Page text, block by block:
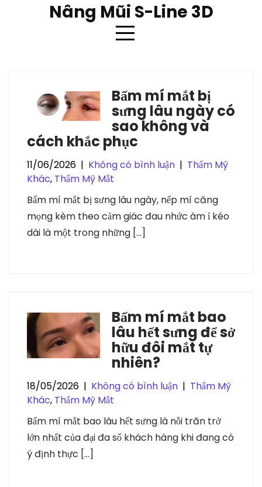
Nâng Mũi S-Line 3D
Thẻ:bam mi Bấm mí mắt bị
sưng lâu ngày có
sao không và
cách khắc phục
11/06/2026 | Không có bình luận | Thẩm Mỹ
Khác, Thẩm Mỹ Mắt
Bấm mí mắt bị sưng lâu ngày, nếp mí căng
mọng kèm theo cảm giác đau nhức âm ỉ kéo
dài là một trong những […]
Bấm mí mắt bao
lâu hết sưng để sở
hữu đôi mắt tự
nhiên?
18/05/2026 | Không có bình luận | Thẩm Mỹ
Khác, Thẩm Mỹ Mắt
Bấm mí mắt bao lâu hết sưng là nỗi trăn trở
lớn nhất của đại đa số khách hàng khi đang có
ý định thực […]